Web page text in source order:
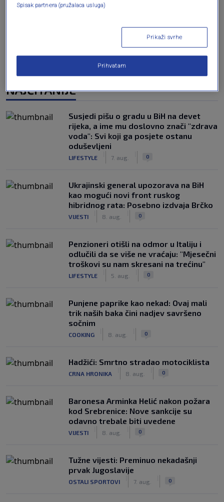
Oglas
NAJČITANIJE
Susjedi pišu o gradu u BiH na devet
rijeka, a ime mu doslovno znači "zdrava
voda": Svi koji ga posjete ostanu
oduševljeni
LIFESTYLE 7. aug. 0
Ukrajinski general upozorava na BiH
kao mogući novi front ruskog
hibridnog rata: Posebno izdvaja Brčko
VIJESTI 8. aug. 0
Penzioneri otišli na odmor u Italiju i
odlučili da se više ne vraćaju: "Mjesečni
troškovi su nam skresani na trećinu"
LIFESTYLE 5. aug. 0
Punjene paprike kao nekad: Ovaj mali
trik naših baka čini nadjev savršeno
sočnim
COOKING 8. aug. 0
Hadžići: Smrtno stradao motociklista
CRNA HRONIKA 8. aug. 0
Baronesa Arminka Helić nakon požara
kod Srebrenice: Nove sankcije su
odavno trebale biti uvedene
VIJESTI 8. aug. 0
Tužne vijesti: Preminuo nekadašnji
prvak Jugoslavije
OSTALI SPORTOVI 7. aug. 0
Spisak partnera (pružalaca usluga)
Prikaži svrhe
Prihvatam